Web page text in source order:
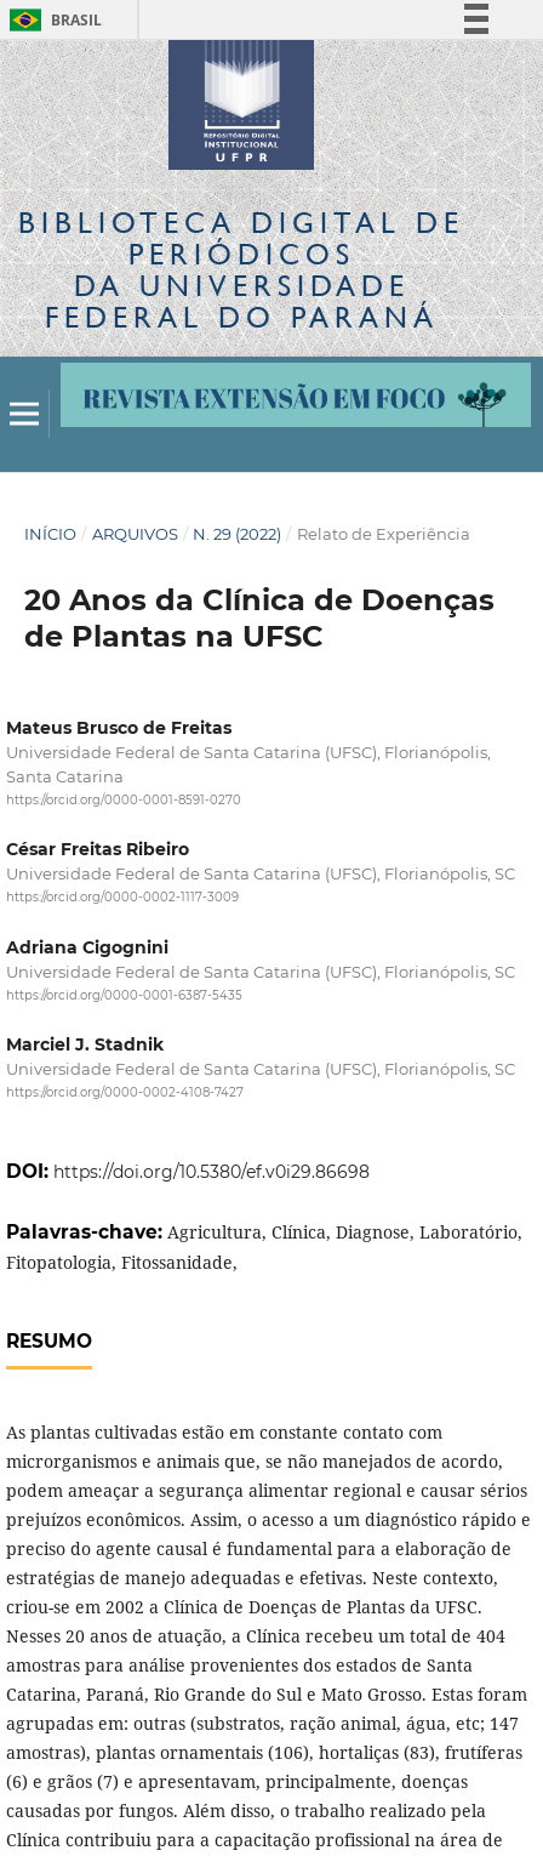
BRASIL
Simplifique!
Comunica BR
Participe
Acesso à informação
Legislação
Canais
BIBLIOTECA DIGITALDE
PERIÓDICOS
DA UNIVERSIDADE
FEDERAL DO PARANÁ
INÍCIO / ARQUIVOS / N. 29 (2022) / Relato de Experiência
20 Anos da Clínica de Doenças
de Plantas na UFSC
Mateus Brusco de Freitas
Universidade Federal de Santa Catarina (UFSC), Florianópolis,
Santa Catarina
https://orcid.org/0000-0001-8591-0270
César Freitas Ribeiro
Universidade Federal de Santa Catarina (UFSC), Florianópolis, SC
https://orcid.org/0000-0002-1117-3009
Adriana Cigognini
Universidade Federal de Santa Catarina (UFSC), Florianópolis, SC
https://orcid.org/0000-0001-6387-5435
Marciel J. Stadnik
Universidade Federal de Santa Catarina (UFSC), Florianópolis, SC
https://orcid.org/0000-0002-4108-7427
DOI: https://doi.org/10.5380/ef.v0i29.86698
Palavras-chave: Agricultura, Clínica, Diagnose, Laboratório,
Fitopatologia, Fitossanidade,
RESUMO
As plantas cultivadas estão em constante contato com
microrganismos e animais que, se não manejados de acordo,
podem ameaçar a segurança alimentar regional e causar sérios
prejuízos econômicos. Assim, o acesso a um diagnóstico rápido e
preciso do agente causal é fundamental para a elaboração de
estratégias de manejo adequadas e efetivas. Neste contexto,
criou-se em 2002 a Clínica de Doenças de Plantas da UFSC.
Nesses 20 anos de atuação, a Clínica recebeu um total de 404
amostras para análise provenientes dos estados de Santa
Catarina, Paraná, Rio Grande do Sul e Mato Grosso. Estas foram
agrupadas em: outras (substratos, ração animal, água, etc; 147
amostras), plantas ornamentais (106), hortaliças (83), frutíferas
(6) e grãos (7) e apresentavam, principalmente, doenças
causadas por fungos. Além disso, o trabalho realizado pela
Clínica contribuiu para a capacitação profissional na área de